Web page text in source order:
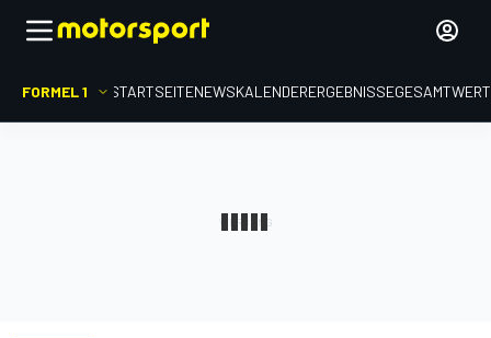
FORMEL 1 STARTSEITENEWSKALENDERERGEBNISSE